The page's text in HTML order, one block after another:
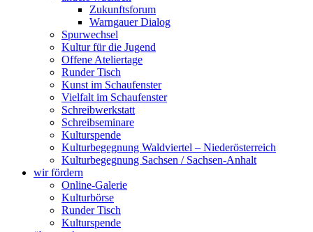
Zukunftsforum
Warngauer Dialog
Spurwechsel
Kultur für die Jugend
Offene Ateliertage
Runder Tisch
Kunst im Schaufenster
Vielfalt im Schaufenster
Schreibwerkstatt
Schreibseminare
Kulturspende
Kulturbegegnung Waldviertel – Niederösterreich
Kulturbegegnung Sachsen / Sachsen-Anhalt
wir fördern
Online-Galerie
Kulturbörse
Runder Tisch
Kulturspende